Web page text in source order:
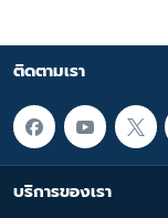
ติดตามเรา
บริการของเรา